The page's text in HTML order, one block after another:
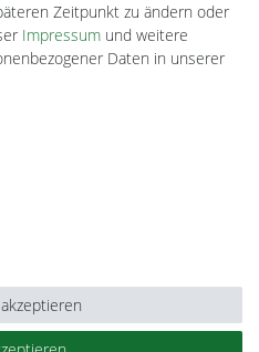
Zeitpunkt zu ändern oder
Impressum und weitere
Daten in unserer